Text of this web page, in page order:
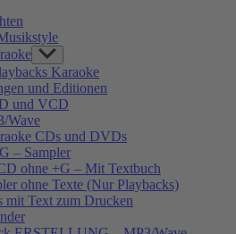
Show
sub
menu
Karaoke
und Editionen
und VCD
Wave
CDs und DVDs
– Sampler
ohne +G – Mit Textbuch
ohne Texte (Nur Playbacks)
mit Text zum Drucken